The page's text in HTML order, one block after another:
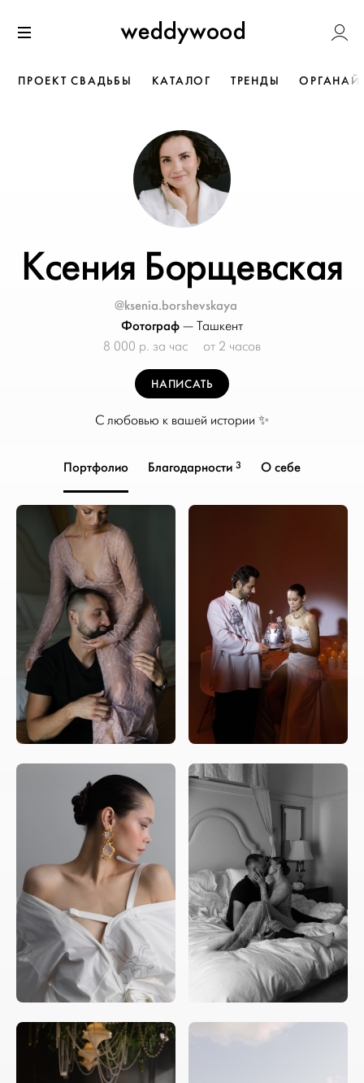
к содержанию
Weddywood
ПРОЕКТ СВАДЬБЫ КАТАЛОГ ТРЕНДЫ
Ксения Борщевская
@ksenia.borshevskaya
Фотограф — Ташкент
8 000 р. за час
от 2 часов
НАПИСАТЬ
С любовью к вашей истории ✨
Портфолио Благодарности 3 О себе